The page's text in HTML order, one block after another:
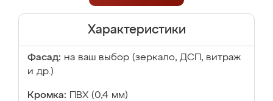
Характеристики
Фасад: на ваш выбор (зеркало, ДСП, витраж
и др.)
Кромка: ПВХ (0,4 мм)